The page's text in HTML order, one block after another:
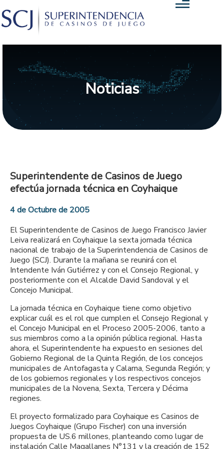
Noticias
Superintendente de Casinos de Juego
efectúa jornada técnica en Coyhaique
4 de Octubre de 2005
El Superintendente de Casinos de Juego Francisco Javier
Leiva realizará en Coyhaique la sexta jornada técnica
nacional de trabajo de la Superintendencia de Casinos de
Juego (SCJ). Durante la mañana se reunirá con el
Intendente Iván Gutiérrez y con el Consejo Regional, y
posteriormente con el Alcalde David Sandoval y el
Concejo Municipal.
La jornada técnica en Coyhaique tiene como objetivo
explicar cuál es el rol que cumplen el Consejo Regional y
el Concejo Municipal en el Proceso 2005-2006, tanto a
sus miembros como a la opinión pública regional. Hasta
ahora, el Superintendente ha expuesto en sesiones del
Gobierno Regional de la Quinta Región, de los concejos
municipales de Antofagasta y Calama, Segunda Región; y
de los gobiernos regionales y los respectivos concejos
municipales de la Novena, Sexta, Tercera y Décima
regiones.
El proyecto formalizado para Coyhaique es Casinos de
Juegos Coyhaique (Grupo Fischer) con una inversión
propuesta de US.6 millones, planteando como lugar de
instalación Calle Magallanes N°131 y la creación de 152